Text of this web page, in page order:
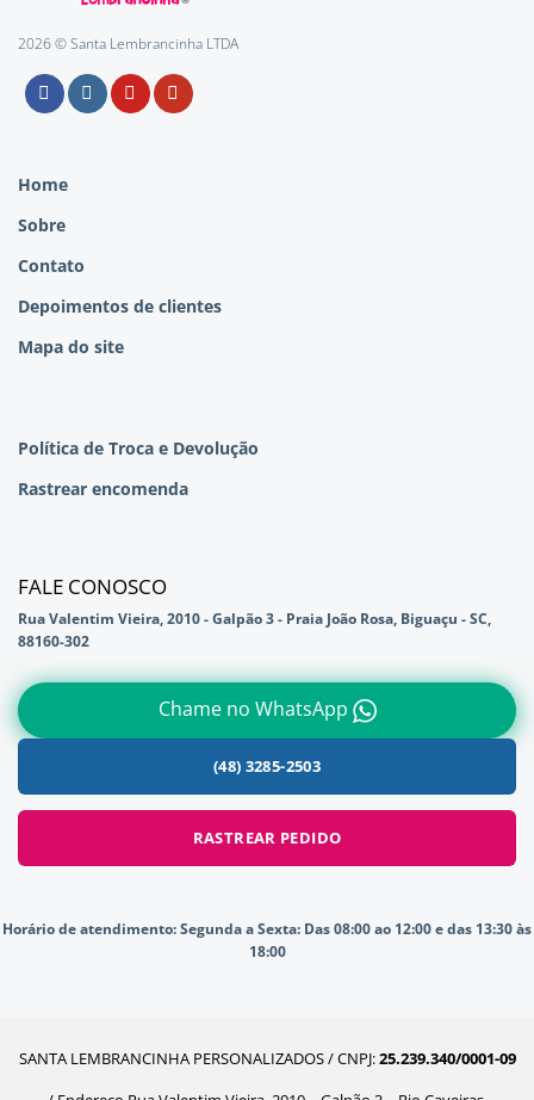
2026 © Santa Lembrancinha LTDA
Home
Sobre
Contato
Depoimentos de clientes
Mapa do site
Política de Troca e Devolução
Rastrear encomenda
FALE CONOSCO
Rua Valentim Vieira, 2010 - Galpão 3 - Praia João Rosa, Biguaçu - SC,
88160-302
Chame no WhatsApp
(48) 3285-2503
RASTREAR PEDIDO
Horário de atendimento:Segunda a Sexta: Das 08:00 ao 12:00 e das 13:30 às
18:00
SANTA LEMBRANCINHA PERSONALIZADOS / CNPJ:25.239.340/0001-09